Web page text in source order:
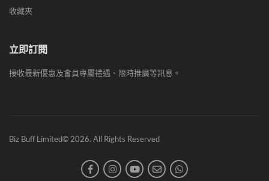
收藏夾
立即訂閱
接收最新優惠及會員專屬禮遇、限時推廣等訊息。
Biz Buff Limited© 2026. All Rights Reserved